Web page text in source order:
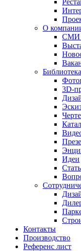
О
СМИ
Библиотека
3D-
Идеи
Контакты
Производство
Референс лист